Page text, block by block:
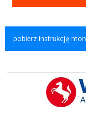
pobierz instrukcję